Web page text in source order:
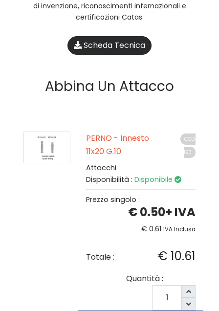
di invenzione, riconoscimenti internazionali e
certificazioni Catas.
Scheda Tecnica
Abbina Un Attacco
PERNO - Innesto
11x20 G.10
COD.
193
Attacchi
Disponibilità : Disponibile
Prezzo singolo :
€ 0.50+ IVA
€ 0.61 IVA Inclusa
Totale : € 10.61
Quantità :